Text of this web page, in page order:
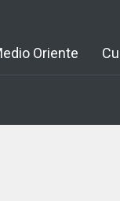
Oriente